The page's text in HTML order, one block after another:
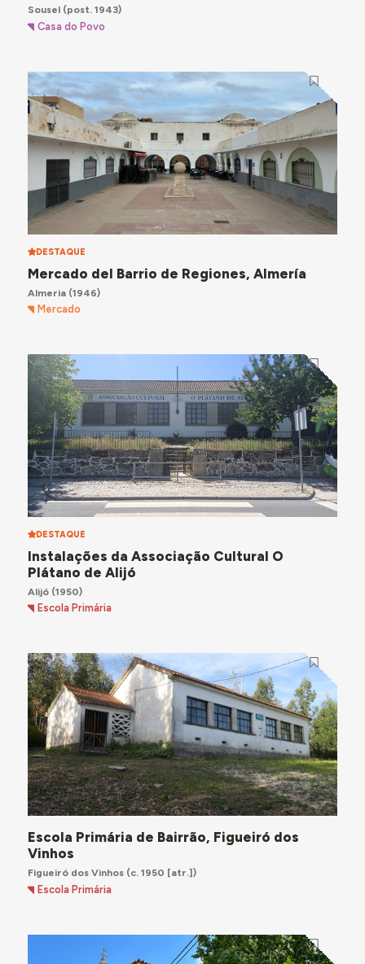
Sousel(post. 1943)
Casa do Povo
DESTAQUE
Mercado del Barrio de Regiones, Almería
Almeria(1946)
Mercado
DESTAQUE
Instalações da Associação Cultural O
Plátano de Alijó
Alijó(1950)
Escola Primária
Escola Primária de Bairrão, Figueiró dos
Vinhos
Figueiró dos Vinhos(c. 1950 [atr.])
Escola Primária